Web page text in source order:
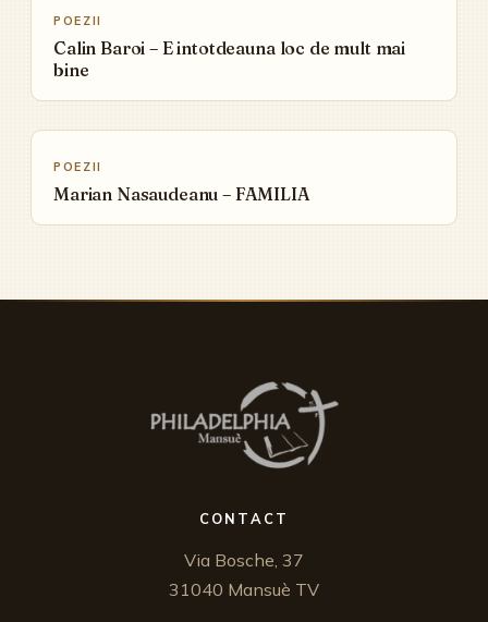
POEZII
Calin Baroi – E intotdeauna loc de mult mai
bine
▶
POEZII
Marian Nasaudeanu – FAMILIA
CONTACT
Via Bosche, 37
31040 Mansuè TV